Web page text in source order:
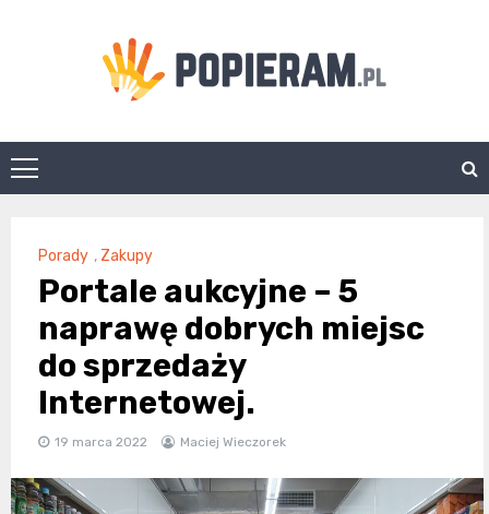
Popieram.pl
Porady , Zakupy
Portale aukcyjne – 5
naprawę dobrych miejsc
do sprzedaży
Internetowej.
19 marca 2022 Maciej Wieczorek